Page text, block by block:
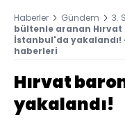
Haberler Gündem 3.
bültenle aranan
İstanbul'da yakalandı!
haberleri
Hırvat
yakalandı!